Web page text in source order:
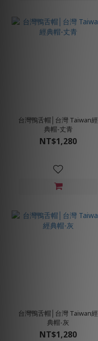
台灣鴨舌帽│台灣 Taiwan經
典帽-丈青
NT$1,280
台灣鴨舌帽│台灣 Taiwan經
典帽-灰
NT$1,280